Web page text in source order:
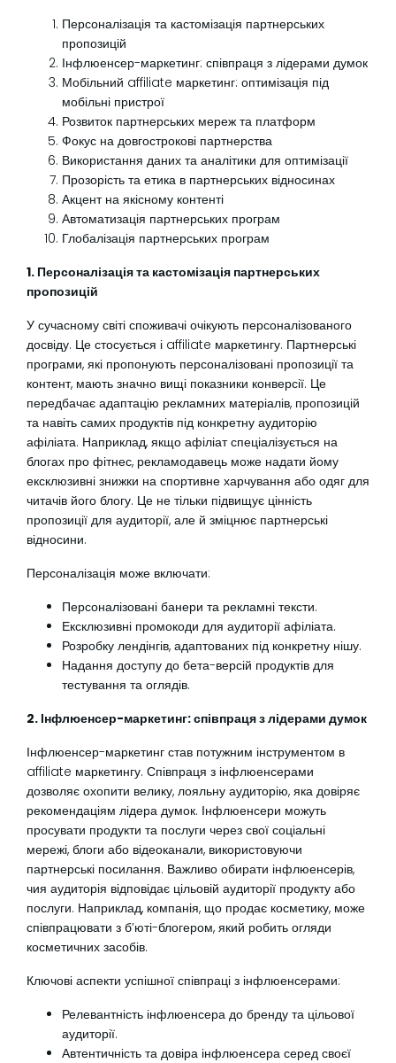
Персоналізація та кастомізація партнерських
пропозицій
Інфлюенсер-маркетинг: співпраця з лідерами думок
Мобільний affiliate маркетинг: оптимізація під
мобільні пристрої
Розвиток партнерських мереж та платформ
Фокус на довгострокові партнерства
Використання даних та аналітики для оптимізації
Прозорість та етика в партнерських відносинах
Акцент на якісному контенті
Автоматизація партнерських програм
Глобалізація партнерських програм
1. Персоналізація та кастомізація партнерських
пропозицій
У сучасному світі споживачі очікують персоналізованого
досвіду. Це стосується і affiliate маркетингу. Партнерські
програми, які пропонують персоналізовані пропозиції та
контент, мають значно вищі показники конверсії. Це
передбачає адаптацію рекламних матеріалів, пропозицій
та навіть самих продуктів під конкретну аудиторію
афіліата. Наприклад, якщо афіліат спеціалізується на
блогах про фітнес, рекламодавець може надати йому
ексклюзивні знижки на спортивне харчування або одяг для
читачів його блогу. Це не тільки підвищує цінність
пропозиції для аудиторії, але й зміцнює партнерські
відносини.
Персоналізація може включати:
Персоналізовані банери та рекламні тексти.
Ексклюзивні промокоди для аудиторії афіліата.
Розробку лендінгів, адаптованих під конкретну нішу.
Надання доступу до бета-версій продуктів для
тестування та оглядів.
2. Інфлюенсер-маркетинг: співпраця з лідерами думок
Інфлюенсер-маркетинг став потужним інструментом в
affiliate маркетингу. Співпраця з інфлюенсерами
дозволяє охопити велику, лояльну аудиторію, яка довіряє
рекомендаціям лідера думок. Інфлюенсери можуть
просувати продукти та послуги через свої соціальні
мережі, блоги або відеоканали, використовуючи
партнерські посилання. Важливо обирати інфлюенсерів,
чия аудиторія відповідає цільовій аудиторії продукту або
послуги. Наприклад, компанія, що продає косметику, може
співпрацювати з б’юті-блогером, який робить огляди
косметичних засобів.
Ключові аспекти успішної співпраці з інфлюенсерами:
Релевантність інфлюенсера до бренду та цільової
аудиторії.
Автентичність та довіра інфлюенсера серед своєї